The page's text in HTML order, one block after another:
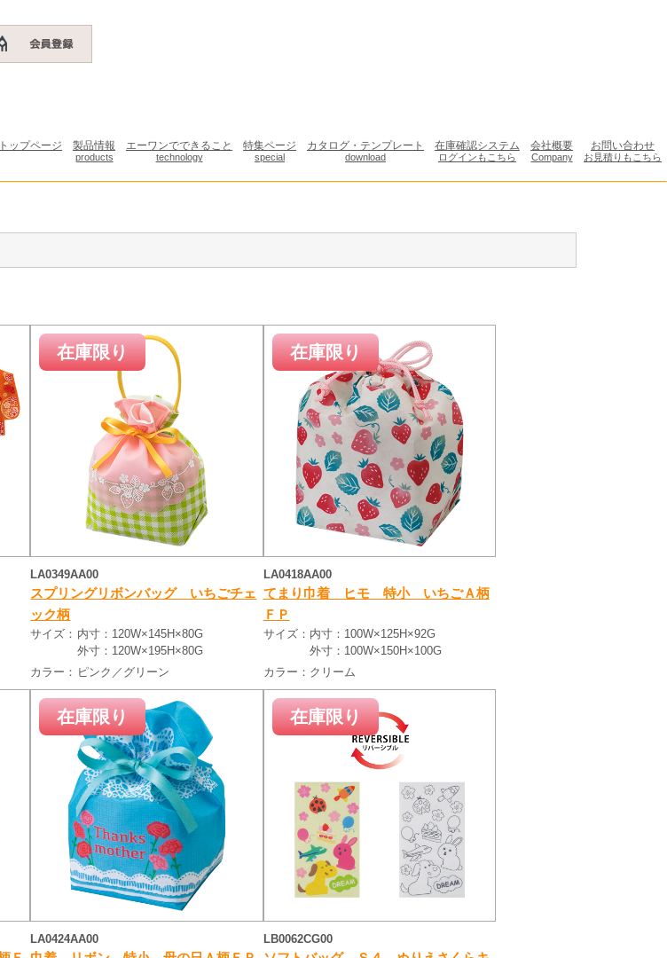
トップページ 製品情報
products
エーワンでできること
technology
特集ページ
special
カタログ・テンプレート
download
在庫確認システム
ログインもこちら
会社概要
Company
お問い合わせ
お見積りもこちら
LA0349AA00
スプリングリボンバッグ いちごチェ
ック柄
サイズ： 内寸：120W×145H×80G
外寸：120W×195H×80G
カラー： ピンク／グリーン
LA0418AA00
てまり巾着 ヒモ 特小 いちごＡ柄
ＦＰ
サイズ： 内寸：100W×125H×92G
外寸：100W×150H×100G
カラー： クリーム
LA0424AA00 LB0062CG00